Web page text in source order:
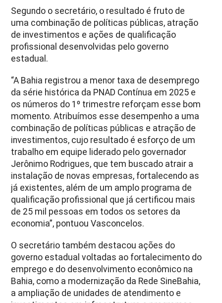
Segundo o secretário, o resultado é fruto de
uma combinação de políticas públicas, atração
de investimentos e ações de qualificação
profissional desenvolvidas pelo governo
estadual.
“A Bahia registrou a menor taxa de desemprego
da série histórica da PNAD Contínua em 2025 e
os números do 1º trimestre reforçam esse bom
momento. Atribuímos esse desempenho a uma
combinação de políticas públicas e atração de
investimentos, cujo resultado é esforço de um
trabalho em equipe liderado pelo governador
Jerônimo Rodrigues, que tem buscado atrair a
instalação de novas empresas, fortalecendo as
já existentes, além de um amplo programa de
qualificação profissional que já certificou mais
de 25 mil pessoas em todos os setores da
economia”, pontuou Vasconcelos.
O secretário também destacou ações do
governo estadual voltadas ao fortalecimento do
emprego e do desenvolvimento econômico na
Bahia, como a modernização da Rede SineBahia,
a ampliação de unidades de atendimento e